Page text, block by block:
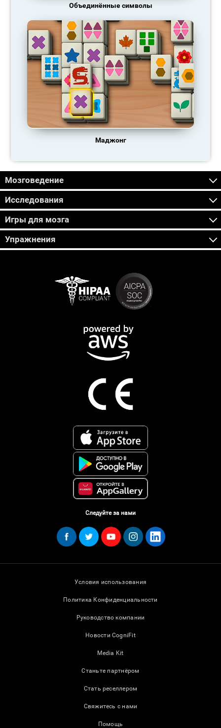
Объединённые символы
Маджонг
Мозговедение
Исследования
Игры для мозга
Упражнения
Следуйте за нами
Условия использования
Политика Конфиденциальности
Руководство компании
Новости CogniFit
Media Kit
Станьте партнёром
Стать реселлером
Свяжитесь с нами
Помощь